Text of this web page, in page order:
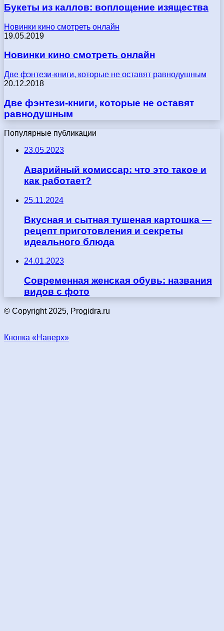
Букеты из каллов: воплощение изящества
Новинки кино смотреть онлайн
19.05.2019
Новинки кино смотреть онлайн
Две фэнтези-книги, которые не оставят равнодушным
20.12.2018
Две фэнтези-книги, которые не оставят
равнодушным
Популярные публикации
23.05.2023
Аварийный комиссар: что это такое и
как работает?
25.11.2024
Вкусная и сытная тушеная картошка —
рецепт приготовления и секреты
идеального блюда
24.01.2023
Современная женская обувь: названия
видов с фото
© Copyright 2025, Progidra.ru
Кнопка «Наверх»